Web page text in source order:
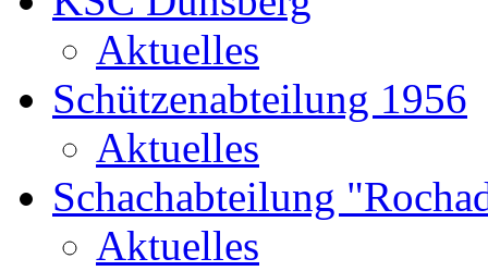
Aktuelles
Schützenabteilung 1956
Aktuelles
Schachabteilung
Aktuelles